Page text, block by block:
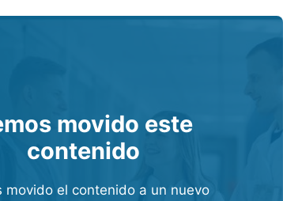
movido este
contenido
movido el contenido a un nuevo